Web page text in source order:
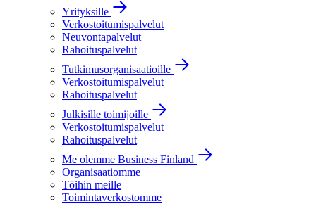
Yrityksille
Verkostoitumispalvelut
Neuvontapalvelut
Rahoituspalvelut
Tutkimusorganisaatioille
Verkostoitumispalvelut
Rahoituspalvelut
Julkisille toimijoille
Verkostoitumispalvelut
Rahoituspalvelut
Me olemme Business Finland
Organisaatiomme
Töihin meille
Toimintaverkostomme